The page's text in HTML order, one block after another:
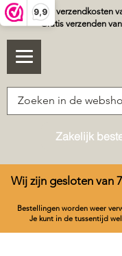
9,9
€3,45 verzendkosten
Gratis verzenden
Zakelijk
Wij zijn gesloten van
Bestellingen worden weer
Je kunt in de tussentijd